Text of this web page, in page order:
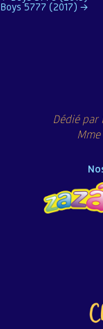
Boys 5777 (2017) →
Dédié par
Mme